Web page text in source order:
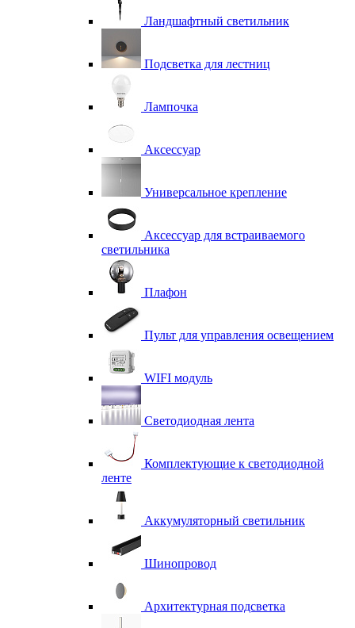
Ландшафтный светильник
Подсветка для лестниц
Лампочка
Аксессуар
Универсальное крепление
Аксессуар для встраиваемого
светильника
Плафон
Пульт для управления освещением
WIFI модуль
Светодиодная лента
Комплектующие к светодиодной
ленте
Аккумуляторный светильник
Шинопровод
Архитектурная подсветка